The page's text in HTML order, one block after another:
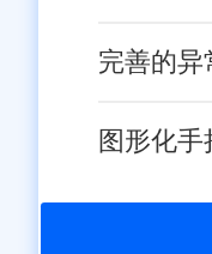
完善的异
图形化手